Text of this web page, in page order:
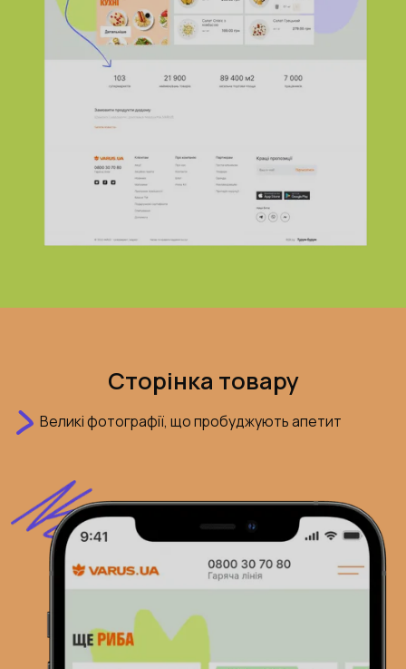
Сторінка товару
Великі фотографії, що пробуджують апетит